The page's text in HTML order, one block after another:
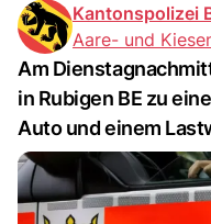
Kantonspolizei
Aare- und
Am
in Rubigen BE zu
Auto und einem